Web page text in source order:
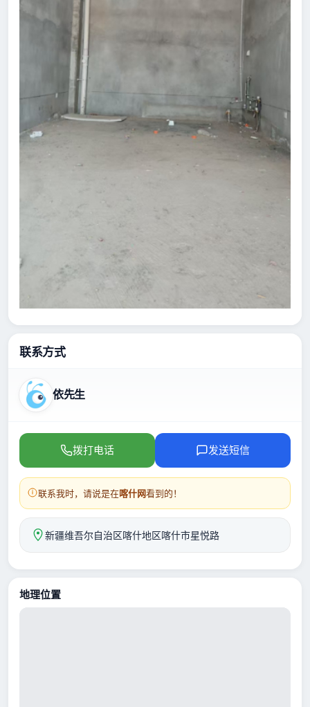
联系方式
依先生
拨打电话 发送短信
联系我时，请说是在喀什网看到的！
新疆维吾尔自治区喀什地区喀什市星悦路
地理位置